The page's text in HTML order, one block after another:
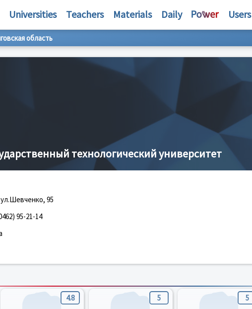
Universities Teachers Materials Daily Users
область
технологический университет
ул.Шевченко, 95
95-21-14
4.8 5 5